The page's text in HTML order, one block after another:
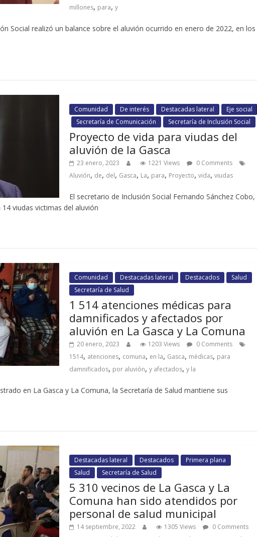
millones, para, y
Social realizó un balance sobre el aluvión ocurrido en enero de 2022, en los
Comunidad De interés Destacadas lateral
Eje social
Secretaría de Comunicación
Secretaría de Inclusión Social
Proyecto de vida para viudas del
aluvión de la Gasca
23 enero, 2023 1221 Views
0 Comments
Aluvión, de, del, Gasca, La, para, Proyecto, vida, viudas
El secretario de Inclusión Social Fernando Sánchez Cobo,
viudas victimas del aluvión
Comunidad Destacadas lateral Destacados
Salud
Secretaría de Salud
1 514 atenciones médicas para
damnificados y afectados por
aluvión en La Gasca y La Comuna
20 enero, 2023 1203 Views
0 Comments
1514, atenciones, comuna, en la, Gasca, médicas, para
damnificados, por aluvión, y afectados, y la
en La Gasca y La Comuna, la Secretaría de Salud mantiene sus
Destacadas lateral Destacados
Primera plana
Salud
Secretaría de Salud
5 310 vecinos de La Gasca y La
Comuna han sido atendidos por
personal de salud municipal
14 septiembre, 2022 1305 Views
0 Comments